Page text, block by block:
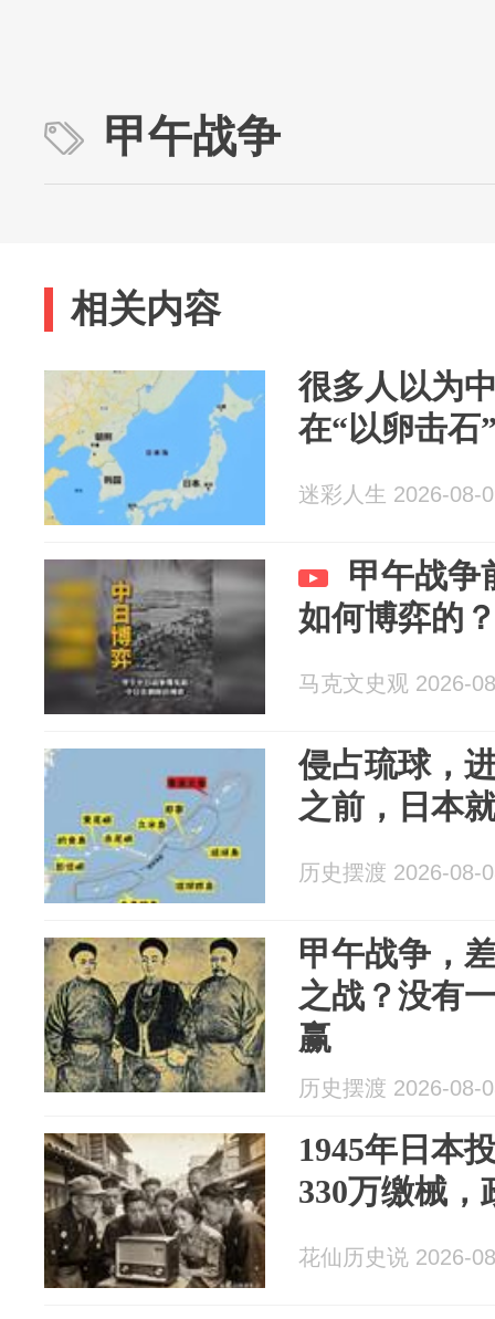
甲午战争
相关内容
很多人以为
在“以卵击石
迷彩人生 2026-08-
甲午战争
如何博弈的
马克文史观 2026-
侵占琉球，
之前，日本
历史摆渡 2026-08-
甲午战争，
之战？没有
赢
历史摆渡 2026-08-
1945年日本
330万缴械，
花仙历史说 2026-